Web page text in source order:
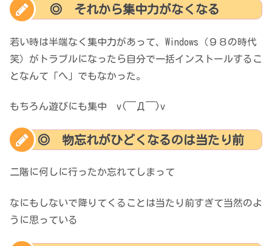
◎ それから集中力がなくなる
若い時は半端なく集中力があって、Windows（９８の時代
笑）がトラブルになったら自分で一括インストールするこ
となんて「へ」でもなかった。
もちろん遊びにも集中 v(￣Д￣)v
◎ 物忘れがひどくなるのは当たり前
二階に何しに行ったか忘れてしまって
なにもしないで降りてくることは当たり前すぎて当然のよ
うに思っている